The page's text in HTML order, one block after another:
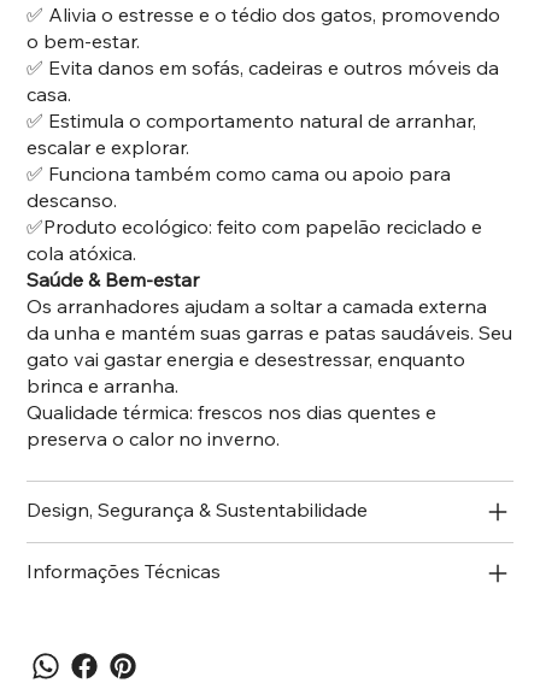
✅ Alivia o estresse e o tédio dos gatos, promovendo
o bem-estar.
✅ Evita danos em sofás, cadeiras e outros móveis da
casa.
✅ Estimula o comportamento natural de arranhar,
escalar e explorar.
✅ Funciona também como cama ou apoio para
descanso.
✅Produto ecológico: feito com papelão reciclado e
cola atóxica.
Saúde & Bem-estar
Os arranhadores ajudam a soltar a camada externa
da unha e mantém suas garras e patas saudáveis. Seu
gato vai gastar energia e desestressar, enquanto
brinca e arranha.
Qualidade térmica: frescos nos dias quentes e
preserva o calor no inverno.
Design, Segurança & Sustentabilidade
Informações Técnicas